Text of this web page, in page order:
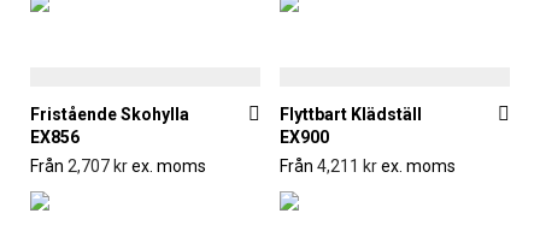
Fristående Skohylla
EX856
Från 2,707 krex. moms
Flyttbart Klädställ
EX900
Från 4,211 krex. moms